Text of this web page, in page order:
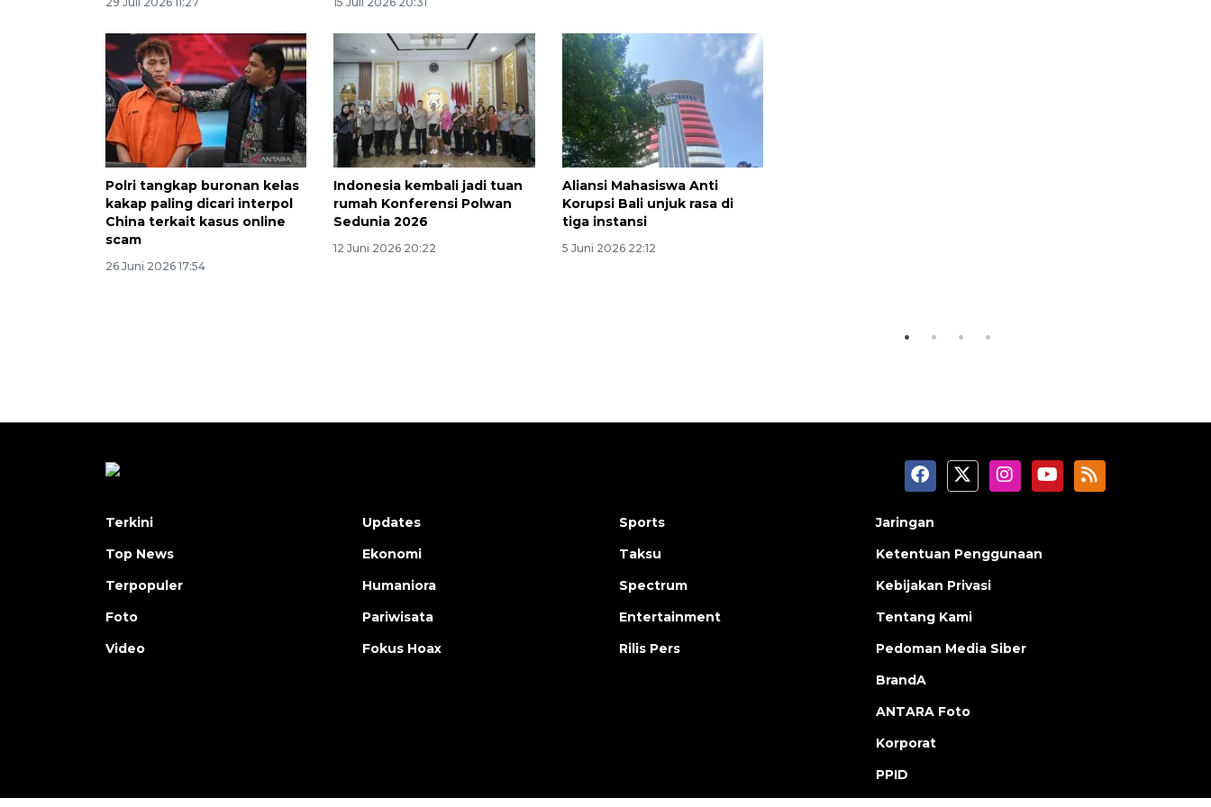
Polri tangkap buronan kelas
kakap paling dicari interpol
China terkait kasus online
scam
26 Juni 2026 17:54
Indonesia kembali jadi tuan
rumah Konferensi Polwan
Sedunia 2026
12 Juni 2026 20:22
Aliansi Mahasiswa Anti
Korupsi Bali unjuk rasa di
tiga instansi
5 Juni 2026 22:12
Vaksin HPV untuk siswa laki-
Terkini
Top News
Terpopuler
Foto
Video
Updates
Ekonomi
Humaniora
Pariwisata
Fokus Hoax
Sports
Taksu
Spectrum
Entertainment
Rilis Pers
Jaringan
Ketentuan Penggunaan
Kebijakan Privasi
Tentang Kami
Pedoman Media Siber
BrandA
ANTARA Foto
Korporat
PPID